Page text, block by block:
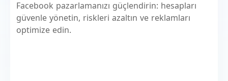
Facebook pazarlamanızı güçlendirin: hesapları
güvenle yönetin, riskleri azaltın ve reklamları
optimize edin.